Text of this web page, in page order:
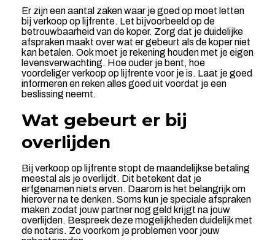
Er zijn een aantal zaken waar je goed op moet letten
bij verkoop op lijfrente. Let bijvoorbeeld op de
betrouwbaarheid van de koper. Zorg dat je duidelijke
afspraken maakt over wat er gebeurt als de koper niet
kan betalen. Ook moet je rekening houden met je eigen
levensverwachting. Hoe ouder je bent, hoe
voordeliger verkoop op lijfrente voor je is. Laat je goed
informeren en reken alles goed uit voordat je een
beslissing neemt.
Wat gebeurt er bij
overlijden
Bij verkoop op lijfrente stopt de maandelijkse betaling
meestal als je overlijdt. Dit betekent dat je
erfgenamen niets erven. Daarom is het belangrijk om
hierover na te denken. Soms kun je speciale afspraken
maken zodat jouw partner nog geld krijgt na jouw
overlijden. Bespreek deze mogelijkheden duidelijk met
de notaris. Zo voorkom je problemen voor jouw